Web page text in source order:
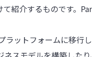
紹介するものです。
ラットフォームに移行